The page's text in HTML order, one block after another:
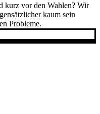
kurz vor den Wahlen? Wir
kaum sein
Probleme.